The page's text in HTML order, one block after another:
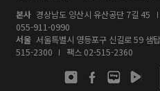
본사 경상남도 양산시 유산공단 7길 45
055-911-0990
서울 서울특별시 영등포구 신길로 59 샘
515-2300
팩스 02-515-2360